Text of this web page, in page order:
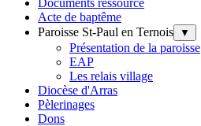
Acte de baptême
Paroisse St-Paul en Ternois
▼
Présentation de la paroisse
EAP
Les relais village
Diocèse d'Arras
Pèlerinages
Dons